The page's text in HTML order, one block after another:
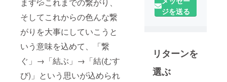
そしてこれからの色んな繋
がりを大事にしていこうと
いう意味を込めて、「繋
ぐ」→「結ぶ」→「結(むす
び)」という思いが込められ
ジを送る
リターンを
選ぶ